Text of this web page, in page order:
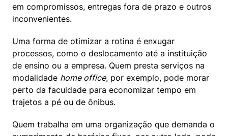
em compromissos, entregas fora de prazo e outros
inconvenientes.
Uma forma de otimizar a rotina é enxugar
processos, como o deslocamento até a instituição
de ensino ou a empresa. Quem presta serviços na
modalidade home office, por exemplo, pode morar
perto da faculdade para economizar tempo em
trajetos a pé ou de ônibus.
Quem trabalha em uma organização que demanda o